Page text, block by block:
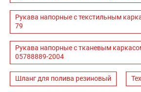
Рукава напорные с текстильным
79
Рукава напорные с тканевым
05788889-2004
Шланг для полива резиновый